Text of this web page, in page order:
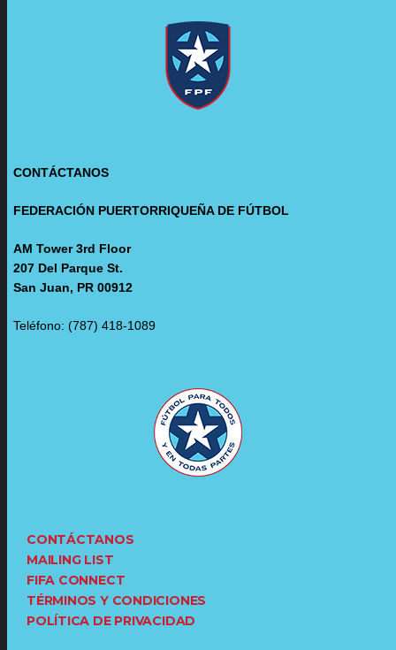
CONTÁCTANOS
FEDERACIÓN PUERTORRIQUEÑA DE FÚTBOL
AM Tower 3rd Floor
207 Del Parque St.
San Juan, PR 00912
Teléfono: (787) 418-1089
CONTÁCTANOS
MAILING LIST
FIFA CONNECT
TÉRMINOS Y CONDICIONES
POLÍTICA DE PRIVACIDAD